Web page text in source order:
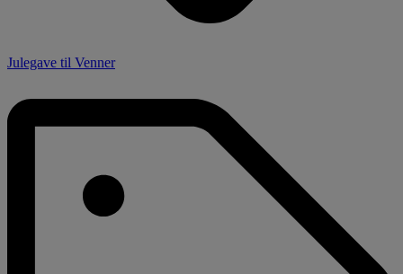
Julegave til Venner